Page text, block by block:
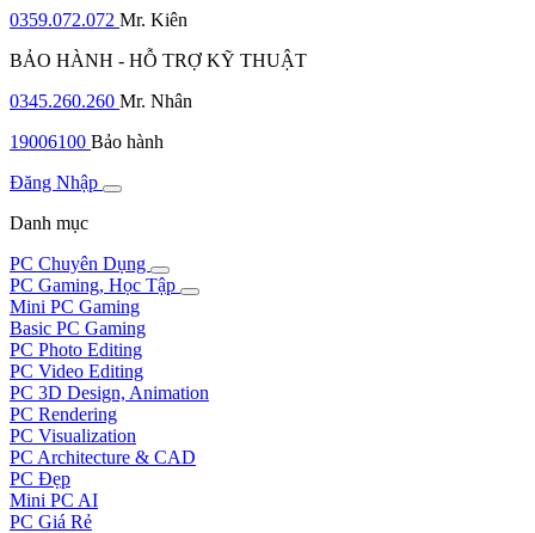
0359.072.072 Mr. Kiên
BẢO HÀNH - HỖ TRỢ KỸ THUẬT
0345.260.260 Mr. Nhân
19006100 Bảo hành
Đăng Nhập
Danh mục
PC Chuyên Dụng
PC Gaming, Học Tập
Mini PC Gaming
Basic PC Gaming
PC Photo Editing
PC Video Editing
PC 3D Design, Animation
PC Rendering
PC Visualization
PC Architecture & CAD
PC Đẹp
Mini PC AI
PC Giá Rẻ